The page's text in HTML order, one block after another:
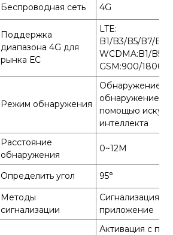
Беспроводная сеть 4G
Поддержка
диапазона 4G для
рынка ЕС
LTE:
B1/B3/B5/B7/
WCDMA:B1/B5/
GSM:900/1800
Режим обнаружения
Обнаружение
обнаружение
помощью
интеллекта
Расстояние
обнаружения
0~12M
Определить угол
95°
Методы
сигнализации
Сигнализация
приложение
Активация с